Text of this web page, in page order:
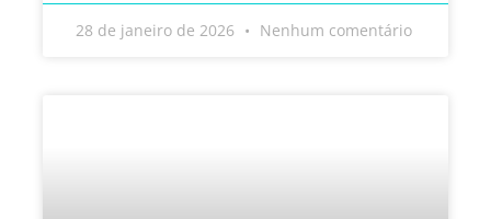
28 de janeiro de 2026 Nenhum comentário